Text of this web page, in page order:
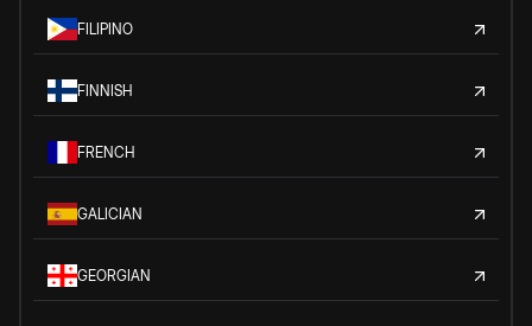
FILIPINO
FINNISH
FRENCH
GALICIAN
GEORGIAN